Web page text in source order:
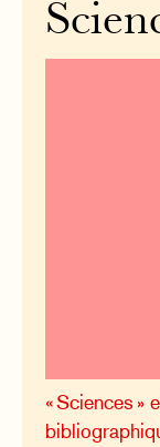
« Sciences »